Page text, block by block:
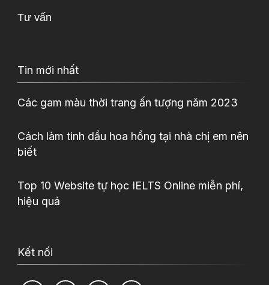
Tư vấn
Tin mới nhất
Các gam màu thời trang ấn tượng năm 2023
Cách làm tinh dầu hoa hồng tại nhà chị em nên
biết
Top 10 Website tự học IELTS Online miễn phí,
hiệu quả
Kết nối